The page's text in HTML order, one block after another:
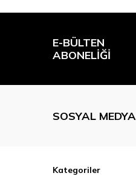
E-BÜLTEN
ABONELIĞI
SOSYAL MEDYA
Kategoriler